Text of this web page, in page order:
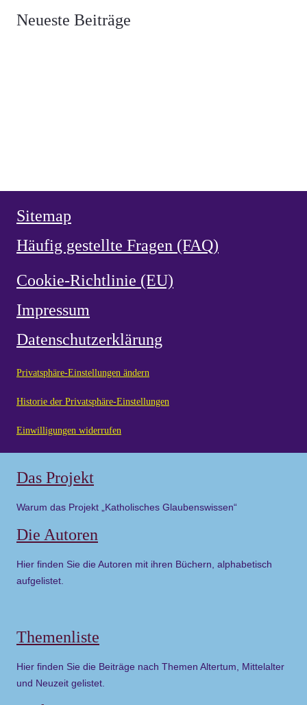
Neueste Beiträge
BETRACHTUNGEN MESCHLER
Sitemap
Häufig gestellte Fragen (FAQ)
Cookie-Richtlinie (EU)
Impressum
Datenschutzerklärung
Privatsphäre-Einstellungen ändern
Historie der Privatsphäre-Einstellungen
Einwilligungen widerrufen
Das Projekt
Warum das Projekt „Katholisches Glaubenswissen“
Die Autoren
Hier finden Sie die Autoren mit ihren Büchern, alphabetisch
aufgelistet.
Themenliste
Hier finden Sie die Beiträge nach Themen Altertum, Mittelalter
und Neuzeit gelistet.